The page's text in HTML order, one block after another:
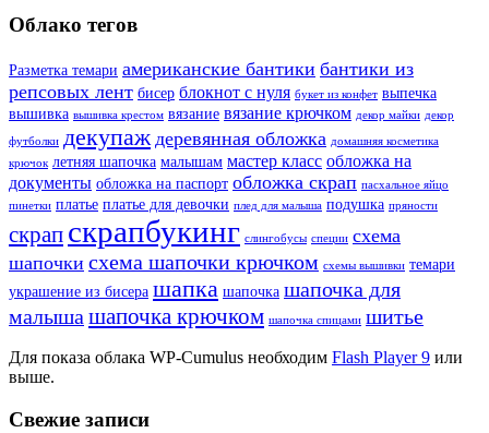
Облако тегов
Разметка темари американские бантики бантики из
репсовых лент бисер блокнот с нуля букет из конфет выпечка
вышивка вышивка крестом вязание вязание крючком декор майки декор
футболки декупаж деревянная обложка домашняя косметика
крючок летняя шапочка малышам мастер класс обложка на
документы обложка на паспорт обложка скрап пасхальное яйцо
пинетки платье платье для девочки плед для малыша подушка пряности
скрап скрапбукинг слингобусы специи схема
шапочки схема шапочки крючком схемы вышивки темари
украшение из бисера шапка шапочка шапочка для
малыша шапочка крючком шапочка спицами шитье
Для показа облака WP-Cumulus необходим Flash Player 9 или
выше.
Свежие записи